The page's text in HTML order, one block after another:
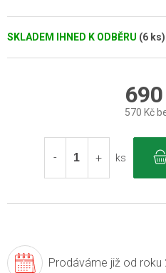
SKLADEM IHNED K ODBĚRU (6 ks)
570 Kč
cena:
ks
Prodáváme již od roku